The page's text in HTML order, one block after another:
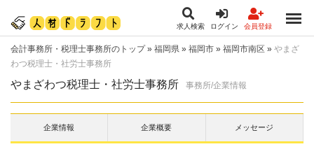
求人検索 ログイン 会員登録
会計事務所・税理士事務所のトップ» 福岡県 » 福岡市 » 福岡市南区 » やまざ
わつ税理士・社労士事務所
やまざわつ税理士・社労士事務所 事務所/企業情報
企業情報 企業概要 メッセージ